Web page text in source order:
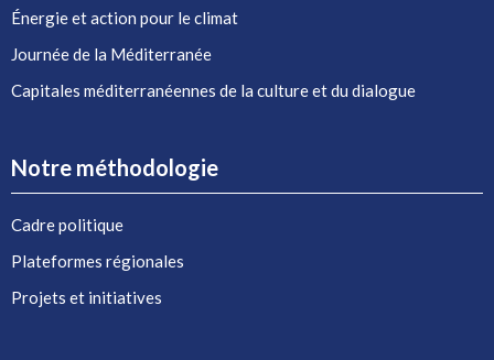
Énergie et action pour le climat
Journée de la Méditerranée
Capitales méditerranéennes de la culture et du dialogue
Notre méthodologie
Cadre politique
Plateformes régionales
Projets et initiatives